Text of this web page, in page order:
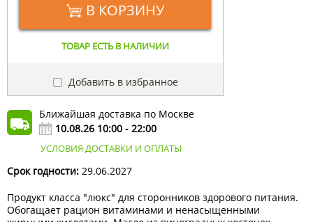
В КОРЗИНУ
ТОВАР ЕСТЬ В НАЛИЧИИ
Добавить в избранное
Ближайшая доставка по Москве
10.08.26 10:00 - 22:00
УСЛОВИЯ ДОСТАВКИ И ОПЛАТЫ
Срок годности: 29.06.2027
Продукт класса "люкс" для сторонников здорового питания.
Обогащает рацион витаминами и ненасыщенными